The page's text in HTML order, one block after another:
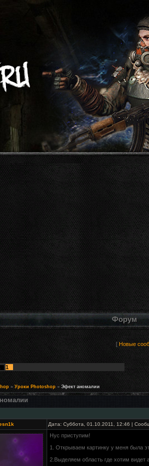
Форум
[ Новые
1
» Уроки Photoshop » Эфект аномалии
Дата: Суббота, 01.10.2011, 12:46 |
Нус приступим!
1. Открываем картинку у меня была
2.Выделяем область где хотим видет